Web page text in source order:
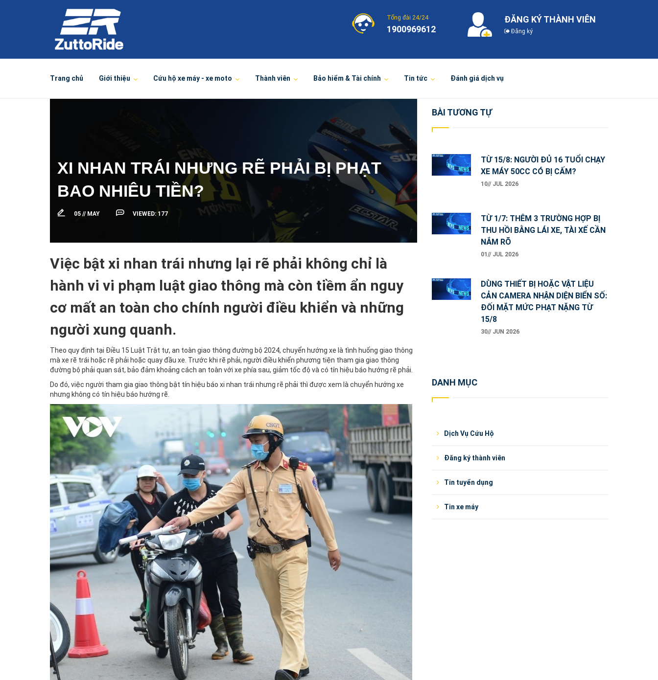
Tổng đài 24/24
1900969612
ĐĂNG KÝ THÀNH VIÊN
Đăng ký
Trang chủ Giới thiệu Cứu hộ xe máy - xe moto Thành viên Bảo hiểm & Tài chính Tin tức Đánh giá dịch vụ
XI NHAN TRÁI NHƯNG RẼ PHẢI BỊ PHẠT
BAO NHIÊU TIỀN?
05 //MAY VIEWED: 177
Việc bật xi nhan trái nhưng lại rẽ phải không chỉ là
hành vi vi phạm luật giao thông mà còn tiềm ẩn nguy
cơ mất an toàn cho chính người điều khiển và những
người xung quanh.
Theo quy định tại Điều 15 Luật Trật tự, an toàn giao thông đường bộ 2024, chuyển hướng xe là tình huống giao thông
mà xe rẽ trái hoặc rẽ phải hoặc quay đầu xe. Trước khi rẽ phải, người điều khiển phương tiện tham gia giao thông
đường bộ phải quan sát, bảo đảm khoảng cách an toàn với xe phía sau, giảm tốc độ và có tín hiệu báo hướng rẽ phải.
Do đó, việc người tham gia giao thông bật tín hiệu báo xi nhan trái nhưng rẽ phải thì được xem là chuyển hướng xe
nhưng không có tín hiệu báo hướng rẽ.
BÀI TƯƠNG TỰ
TỪ 15/8: NGƯỜI ĐỦ 16 TUỔI CHẠY
XE MÁY 50CC CÓ BỊ CẤM?
10// JUL 2026
TỪ 1/7: THÊM 3 TRƯỜNG HỢP BỊ
THU HỒI BẰNG LÁI XE, TÀI XẾ CẦN
NẮM RÕ
01// JUL 2026
DÙNG THIẾT BỊ HOẶC VẬT LIỆU
CẢN CAMERA NHẬN DIỆN BIỂN SỐ:
ĐỐI MẶT MỨC PHẠT NẶNG TỪ
15/8
30// JUN 2026
DANH MỤC
Dịch Vụ Cứu Hộ
Đăng ký thành viên
Tin tuyển dụng
Tin xe máy